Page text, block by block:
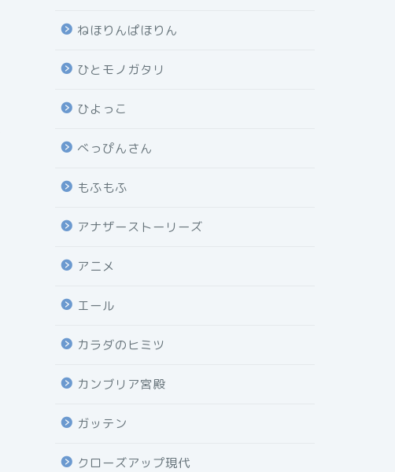
ねほりんぱほりん
ひとモノガタリ
ひよっこ
べっぴんさん
もふもふ
アナザーストーリーズ
アニメ
エール
カラダのヒミツ
カンブリア宮殿
ガッテン
クローズアップ現代